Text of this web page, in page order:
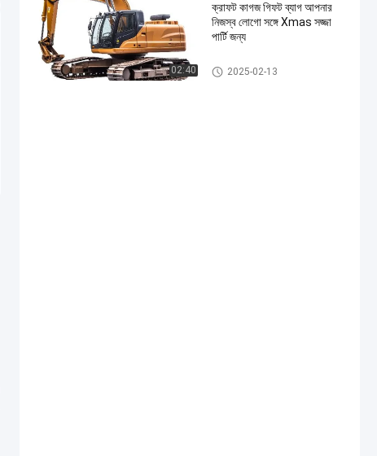
02:40
ক্রাফট কাগজ গিফট ব্যাগ আপনার
নিজস্ব লোগো সঙ্গে Xmas সজ্জা
পার্টি জন্য
ধাতব ফ্রেমিংয়ের অংশ
2025-02-13